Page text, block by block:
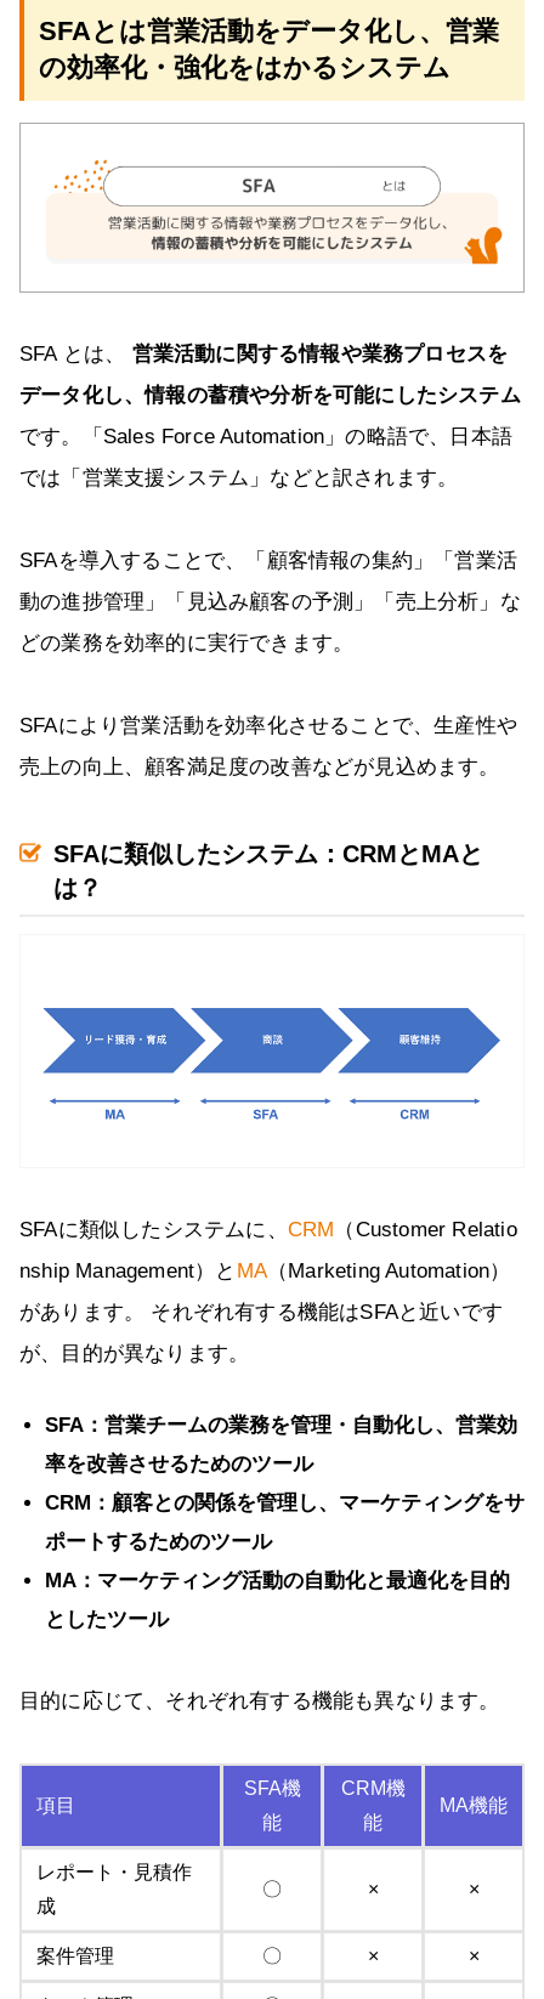
SFAとは営業活動をデータ化し、営業
の効率化・強化をはかるシステム
SFA とは、 営業活動に関する情報や業務プロセスを
データ化し、情報の蓄積や分析を可能にしたシステム
です。「Sales Force Automation」の略語で、日本語
では「営業支援システム」などと訳されます。
SFAを導入することで、「顧客情報の集約」「営業活
動の進捗管理」「見込み顧客の予測」「売上分析」な
どの業務を効率的に実行できます。
SFAにより営業活動を効率化させることで、生産性や
売上の向上、顧客満足度の改善などが見込めます。
SFAに類似したシステム：CRMとMAと
は？
SFAに類似したシステムに、 CRM （Customer Relatio
nship Management）と MA （Marketing Automation）
があります。 それぞれ有する機能はSFAと近いです
が、目的が異なります。
SFA：営業チームの業務を管理・自動化し、営業効
率を改善させるためのツール
CRM：顧客との関係を管理し、マーケティングをサ
ポートするためのツール
MA：マーケティング活動の自動化と最適化を目的
としたツール
目的に応じて、それぞれ有する機能も異なります。
項目
SFA機
能
CRM機
能
MA機能
レポート・見積作
成
〇 × ×
案件管理 〇 × ×